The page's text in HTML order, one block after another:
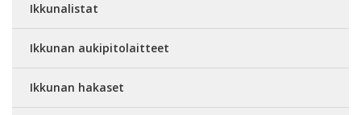
Ikkunalistat
Ikkunan aukipitolaitteet
Ikkunan hakaset